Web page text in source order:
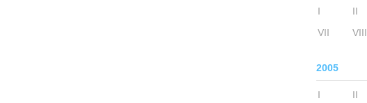
I II
VII
VIII
2005
I II